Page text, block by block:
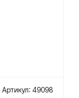
Артикул: 49098